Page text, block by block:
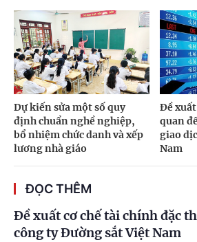
Dự kiến sửa một số quy
định chuẩn nghề nghiệp,
bổ nhiệm chức danh và xếp
lương nhà giáo
Đề
quan
giao
Nam
ĐỌC THÊM
Đề xuất cơ chế tài chính đặc
công ty Đường sắt Việt Nam